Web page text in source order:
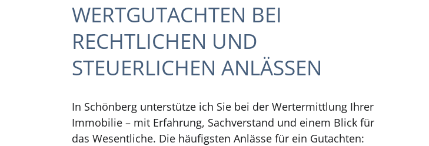
WERTGUTACHTEN BEI
RECHTLICHEN UND
STEUERLICHEN ANLÄSSEN
In Schönberg unterstütze ich Sie bei der Wertermittlung Ihrer
Immobilie – mit Erfahrung, Sachverstand und einem Blick für
das Wesentliche. Die häufigsten Anlässe für ein Gutachten: